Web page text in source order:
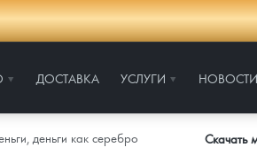
ДОСТАВКА УСЛУГИ НОВОСТИ
деньги как серебро Скачать